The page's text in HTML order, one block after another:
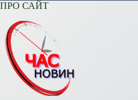
ПРО САЙТ